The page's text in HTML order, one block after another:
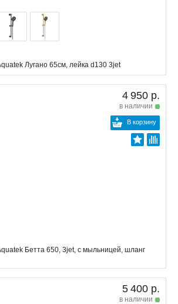
Лугано 65см, лейка d130 3jet
4 950 р.
в наличии
В корзину
Бетта 650, 3jet, с мыльницей, шланг
5 400 р.
в наличии